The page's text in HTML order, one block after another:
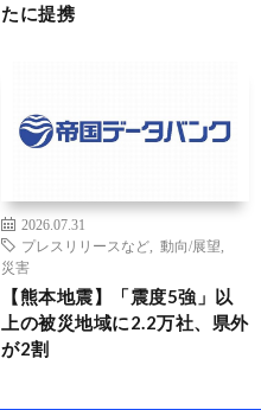
たに提携
2026.07.31
プレスリリースなど
動向/展望
災害
【熊本地震】「震度5強」以
上の被災地域に2.2万社、県外
が2割